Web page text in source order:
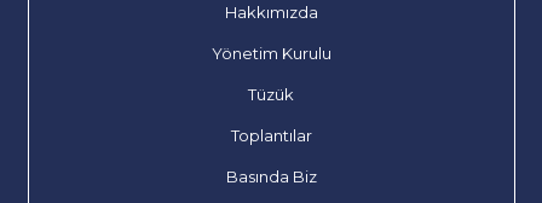
Hakkımızda
Yönetim Kurulu
Tüzük
Toplantılar
Basında Biz